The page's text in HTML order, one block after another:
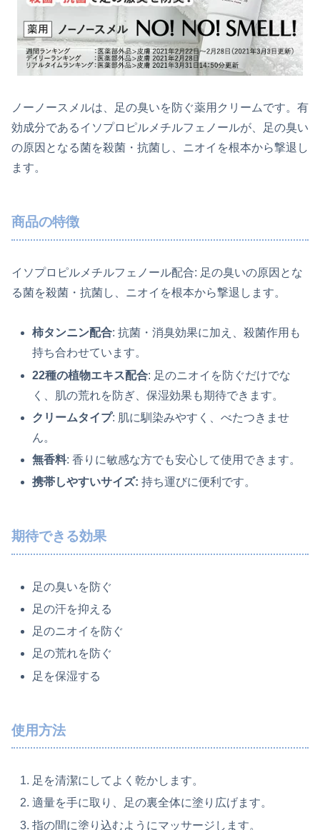
ノーノースメルは、足の臭いを防ぐ薬用クリームです。有
効成分であるイソプロピルメチルフェノールが、足の臭い
の原因となる菌を殺菌・抗菌し、ニオイを根本から撃退し
ます。
商品の特徴
イソプロピルメチルフェノール配合: 足の臭いの原因とな
る菌を殺菌・抗菌し、ニオイを根本から撃退します。
柿タンニン配合: 抗菌・消臭効果に加え、殺菌作用も
持ち合わせています。
22種の植物エキス配合: 足のニオイを防ぐだけでな
く、肌の荒れを防ぎ、保湿効果も期待できます。
クリームタイプ: 肌に馴染みやすく、べたつきませ
ん。
無香料: 香りに敏感な方でも安心して使用できます。
携帯しやすいサイズ: 持ち運びに便利です。
期待できる効果
足の臭いを防ぐ
足の汗を抑える
足のニオイを防ぐ
足の荒れを防ぐ
足を保湿する
使用方法
足を清潔にしてよく乾かします。
適量を手に取り、足の裏全体に塗り広げます。
指の間に塗り込むようにマッサージします。